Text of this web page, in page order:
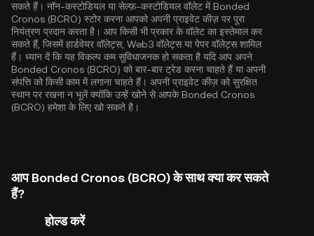
सकते हैं। नॉन-कस्टोडियल या सेल्फ़-कस्टोडियल वॉलेट में Bonded
Cronos (BCRO) स्टोर करना आपको अपनी प्राइवेट कीज़ पर पूरा
नियंत्रण प्रदान करता है। आप किसी भी प्रकार के वॉलेट का इस्तेमाल कर
सकते हैं, जिसमें हार्डवेयर वॉलेट्स, Web3 वॉलेट्स या पेपर वॉलेट्स शामिल
हैं। ध्यान दें कि यह विकल्प कम सुविधाजनक हो सकता है यदि आप अपने
Bonded Cronos (BCRO) को बार-बार ट्रेड करना चाहते हैं या अपनी
संपत्ति को किसी काम में लगाना चाहते हैं। अपनी प्राइवेट कीज़ को सुरक्षित
स्थान पर रखना न भूलें क्योंकि उन्हें खोने से आपके Bonded Cronos
(BCRO) हमेशा के लिए खो सकते है।
आप Bonded Cronos (BCRO) के साथ क्या कर सकते
हैं?
होल्ड करें